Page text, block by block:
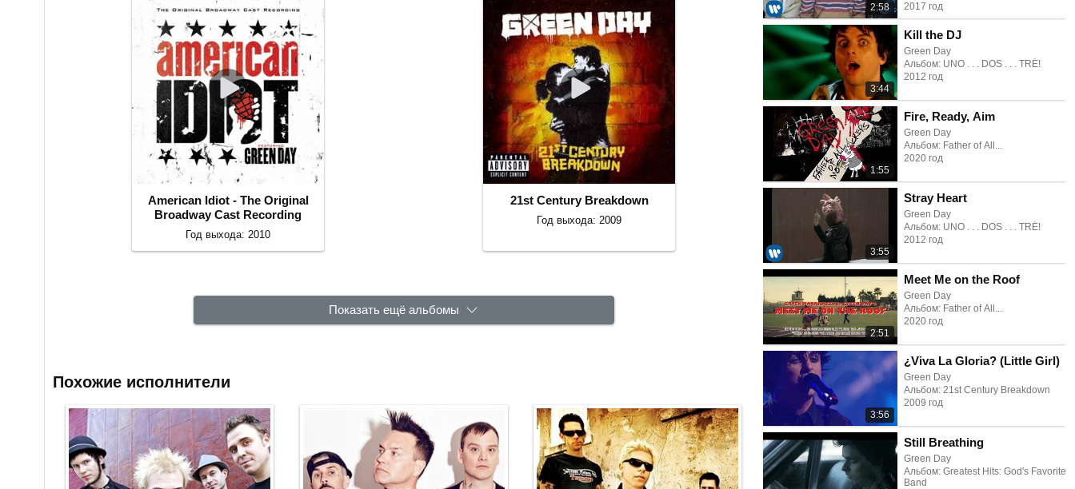
2:58
2017 год
3:44
Kill the DJ
Green Day
Альбом: UNO . . . DOS . . . TRÉ!
2012 год
1:55
Fire, Ready, Aim
Green Day
Альбом: Father of All...
2020 год
3:55
Stray Heart
Green Day
Альбом: UNO . . . DOS . . . TRÉ!
2012 год
2:51
Meet Me on the Roof
Green Day
Альбом: Father of All...
2020 год
3:56
¿Viva La Gloria? (Little Girl)
Green Day
Альбом: 21st Century Breakdown
2009 год
Still Breathing
Green Day
Альбом: Greatest Hits: God's Favorite
Band
American Idiot - The Original
Broadway Cast Recording
Год выхода: 2010
21st Century Breakdown
Год выхода: 2009
Показать ещё альбомы
Похожие исполнители